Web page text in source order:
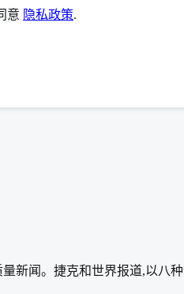
意 隐私政策.
新闻。捷克和世界报道,以八